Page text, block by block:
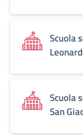
Scuola
Scuola
San